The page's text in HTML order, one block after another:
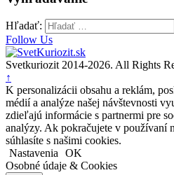
Hľadať:
Follow Us
Svetkuriozit 2014-2026. All Rights
↑
K personalizácii obsahu a reklám,
médií a analýze našej návštevnosti
zdieľajú informácie s partnermi pre
analýzy. Ak pokračujete v používaní
súhlasíte s našimi cookies.
Nastavenia OK
Osobné údaje & Cookies